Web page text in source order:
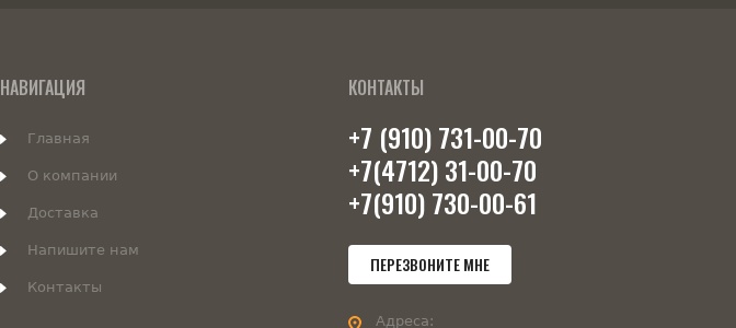
НАВИГАЦИЯ
Главная
О компании
Доставка
Напишите нам
Контакты
КОНТАКТЫ
+7 (910) 731-00-70
+7(4712) 31-00-70
+7(910) 730-00-61
ПЕРЕЗВОНИТЕ МНЕ
Адреса: